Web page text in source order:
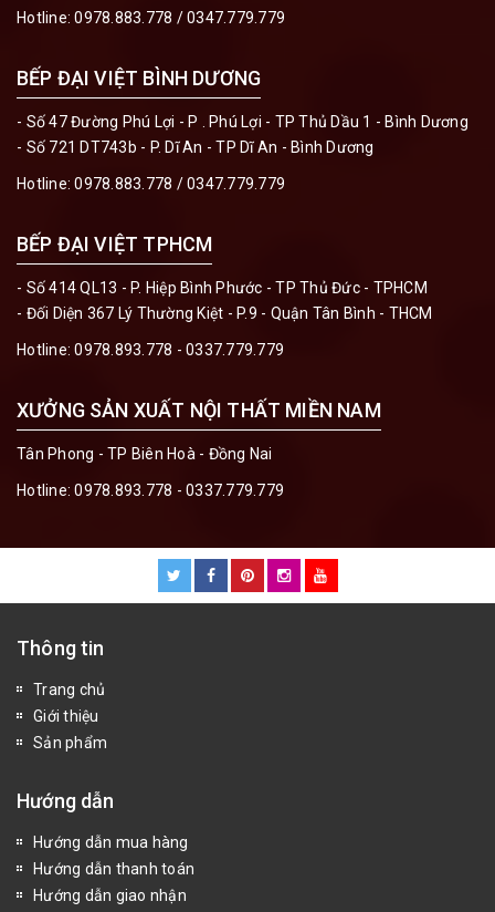
Hotline:0978.883.778 / 0347.779.779
BẾP ĐẠI VIỆT BÌNH DƯƠNG
- Số 47 Đường Phú Lợi - P . Phú Lợi - TP Thủ Dầu 1 - Bình Dương
- Số 721 DT743b - P. Dĩ An - TP Dĩ An - Bình Dương
Hotline:0978.883.778 / 0347.779.779
BẾP ĐẠI VIỆT TPHCM
- Số 414 QL13 - P. Hiệp Bình Phước - TP Thủ Đức - TPHCM
- Đối Diện 367 Lý Thường Kiệt - P.9 - Quận Tân Bình - THCM
Hotline:0978.893.778 - 0337.779.779
XƯỞNG SẢN XUẤT NỘI THẤT MIỀN NAM
Tân Phong - TP Biên Hoà - Đồng Nai
Hotline:0978.893.778 - 0337.779.779
Thông tin
Trang chủ
Giới thiệu
Sản phẩm
Hướng dẫn
Hướng dẫn mua hàng
Hướng dẫn thanh toán
Hướng dẫn giao nhận